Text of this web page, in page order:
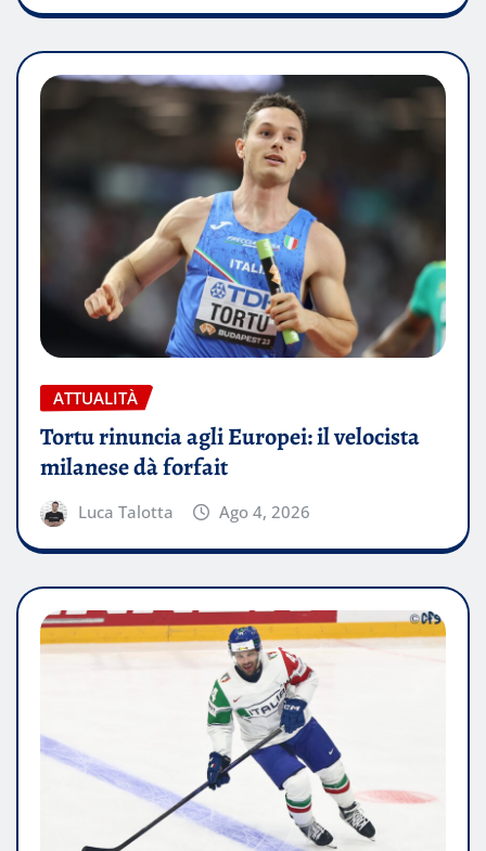
ATTUALITÀ
Tortu rinuncia agli Europei: il velocista
milanese dà forfait
Luca Talotta Ago 4, 2026